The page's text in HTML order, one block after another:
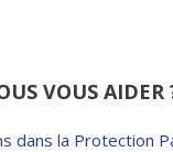
VOUS AIDER
dans la Protection